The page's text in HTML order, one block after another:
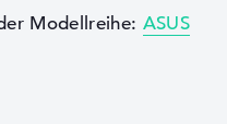
Modellreihe: ASUS